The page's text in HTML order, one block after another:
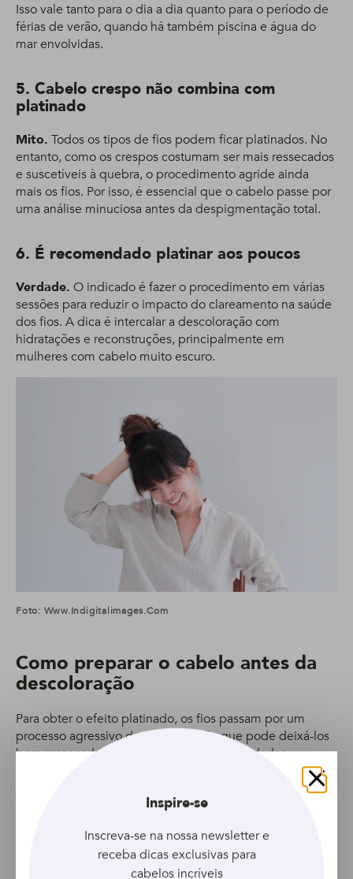
Isso vale tanto para o dia a dia quanto para o período de
férias de verão, quando há também piscina e água do
mar envolvidas.
5. Cabelo crespo não combina com
platinado
Mito. Todos os tipos de fios podem ficar platinados. No
entanto, como os crespos costumam ser mais ressecados
e suscetíveis à quebra, o procedimento agride ainda
mais os fios. Por isso, é essencial que o cabelo passe por
uma análise minuciosa antes da despigmentação total.
6. É recomendado platinar aos poucos
Verdade. O indicado é fazer o procedimento em várias
sessões para reduzir o impacto do clareamento na saúde
dos fios. A dica é intercalar a descoloração com
hidratações e reconstruções, principalmente em
mulheres com cabelo muito escuro.
Foto: Www.indigitalimages.com
Como preparar o cabelo antes da
descoloração
Para obter o efeito platinado, os fios passam por um
processo agressivo de descoloração que pode deixá-los
bem ressecados e até quebrá-los se os cuidados
Se o seu cabelo já está poroso e ressecado antes de
descolorir. E se você tem madeixas bem fininhas,
cuidado redobrado, pois as chances de danos são
Fechar
Inspire-se
Inscreva-se na nossa newsletter e
receba dicas exclusivas para
cabelos incríveis